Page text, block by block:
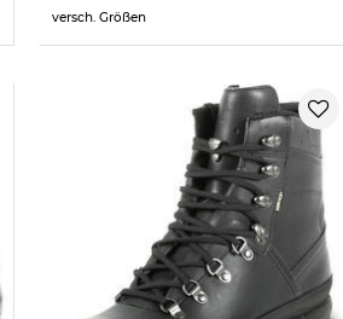
versch. Größen